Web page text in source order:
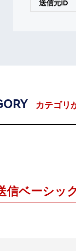
送信元ID
カテゴリ
信ベーシッ